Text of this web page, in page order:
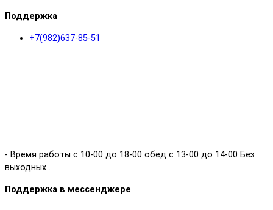
Поддержка
+7(982)637-85-51
- Время работы с 10-00 до 18-00 обед с 13-00 до 14-00 Без
выходных .
Поддержка в мессенджере